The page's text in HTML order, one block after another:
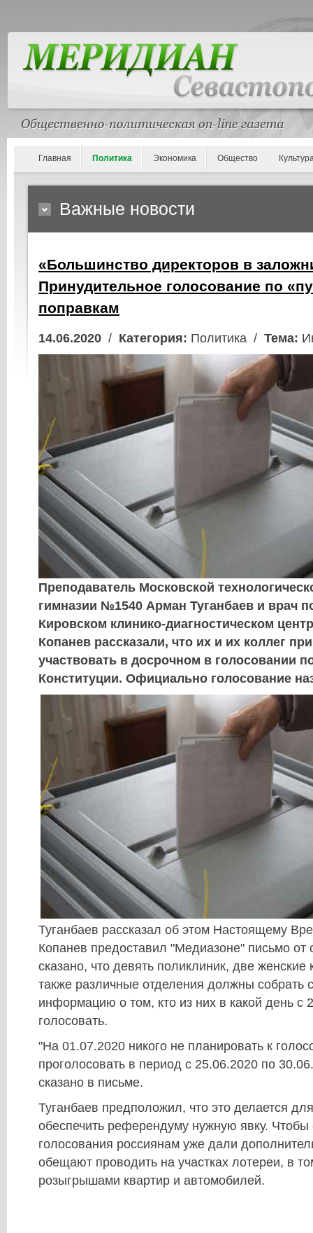
Главная Политика Экономика Общество
Важные новости
«Большинство директоров в
Принудительное голосование по
поправкам
14.06.2020 / Категория: Политика / Тема:
Преподаватель Московской
гимназии №1540 Арман Туганбаев и врач
Кировском клинико-диагностическом
Копанев рассказали, что их и их коллег
участвовать в досрочном в голосовании
Конституции. Официально голосование
Туганбаев рассказал об этом Настоящему
Копанев предоставил "Медиазоне" письмо от
сказано, что девять поликлиник, две женские
также различные отделения должны собрать
информацию о том, кто из них в какой день с
голосовать.
"На 01.07.2020 никого не планировать к
проголосовать в период с 25.06.2020 по
сказано в письме.
Туганбаев предположил, что это делается
обеспечить референдуму нужную явку.
голосования россиянам уже дали
обещают проводить на участках лотереи, в
розыгрышами квартир и автомобилей.